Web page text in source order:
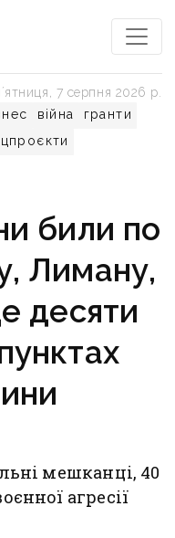
війна
гранти
7 серпня 2026 р.
били по
Лиману,
десяти
мешканці, 40
агресії